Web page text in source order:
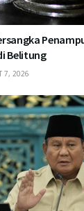
Belitung
7, 2026